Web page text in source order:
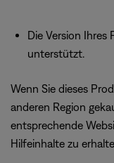
Die Version Ihres
unterstützt.
Wenn Sie dieses
anderen Region
entsprechende
Hilfeinhalte zu